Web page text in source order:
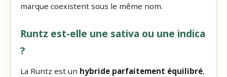
marque coexistent sous le même nom.
Runtz est-elle une sativa ou une indica
?
La Runtz est un hybride parfaitement équilibré,